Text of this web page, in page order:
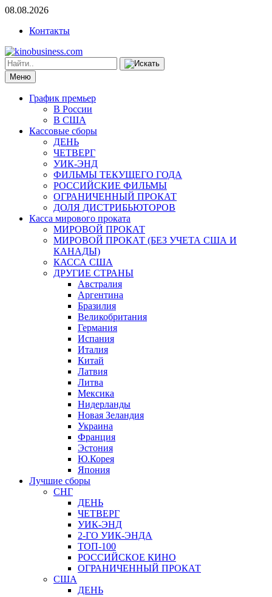
08.08.2026
Контакты
Меню
График премьер
В России
В США
Кассовые сборы
ДЕНЬ
ЧЕТВЕРГ
УИК-ЭНД
ФИЛЬМЫ ТЕКУЩЕГО ГОДА
РОССИЙСКИЕ ФИЛЬМЫ
ОГРАНИЧЕННЫЙ ПРОКАТ
ДОЛЯ ДИСТРИБЬЮТОРОВ
Касса мирового проката
МИРОВОЙ ПРОКАТ
МИРОВОЙ ПРОКАТ (БЕЗ УЧЕТА США И
КАНАДЫ)
КАССА США
ДРУГИЕ СТРАНЫ
Австралия
Аргентина
Бразилия
Великобритания
Германия
Испания
Италия
Китай
Латвия
Литва
Мексика
Нидерланды
Новая Зеландия
Украина
Франция
Эстония
Ю.Корея
Япония
Лучшие сборы
СНГ
ДЕНЬ
ЧЕТВЕРГ
УИК-ЭНД
2-ГО УИК-ЭНДА
ТОП-100
РОССИЙСКОЕ КИНО
ОГРАНИЧЕННЫЙ ПРОКАТ
США
ДЕНЬ